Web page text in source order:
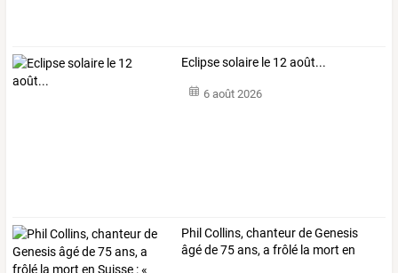
Eclipse solaire le 12 août...
6 août 2026
Phil Collins, chanteurdeGenesis
âgéde75ans, a frôlé la mort en